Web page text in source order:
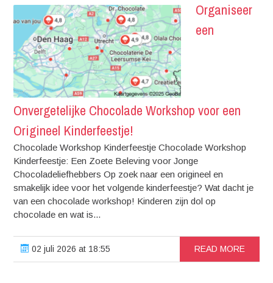
Organiseer
een
Onvergetelijke Chocolade Workshop voor een
Origineel Kinderfeestje!
Chocolade Workshop Kinderfeestje Chocolade Workshop
Kinderfeestje: Een Zoete Beleving voor Jonge
Chocoladeliefhebbers Op zoek naar een origineel en
smakelijk idee voor het volgende kinderfeestje? Wat dacht je
van een chocolade workshop! Kinderen zijn dol op
chocolade en wat is...
02 juli 2026 at 18:55 READ MORE